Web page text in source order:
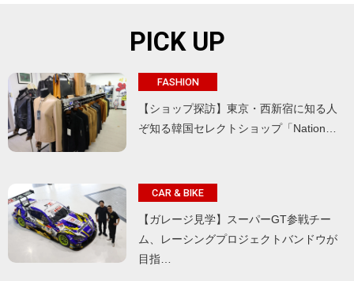
PICK UP
FASHION
【ショップ探訪】東京・西新宿に知る人
ぞ知る韓国セレクトショップ「Nation…
CAR & BIKE
【ガレージ見学】スーパーGT参戦チー
ム、レーシングプロジェクトバンドウが
目指…